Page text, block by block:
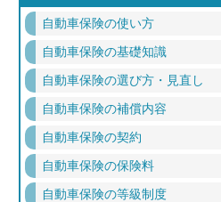
自動車保険の使い方
自動車保険の基礎知識
自動車保険の選び方・見直し
自動車保険の補償内容
自動車保険の契約
自動車保険の保険料
自動車保険の等級制度